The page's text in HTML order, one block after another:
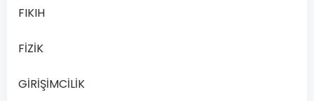
değildir
A
bilimsel
FIKIH
FİZİK
GİRİŞİMCİLİK